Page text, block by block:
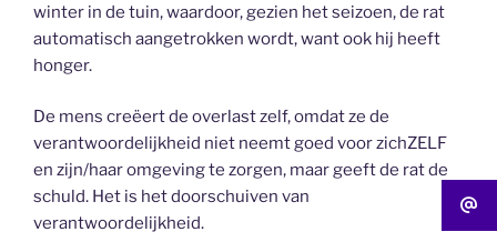
winter in de tuin, waardoor, gezien het seizoen, de rat
automatisch aangetrokken wordt, want ook hij heeft
honger.
De mens creëert de overlast zelf, omdat ze de
verantwoordelijkheid niet neemt goed voor zichZELF
en zijn/haar omgeving te zorgen, maar geeft de rat de
schuld. Het is het doorschuiven van
verantwoordelijkheid.